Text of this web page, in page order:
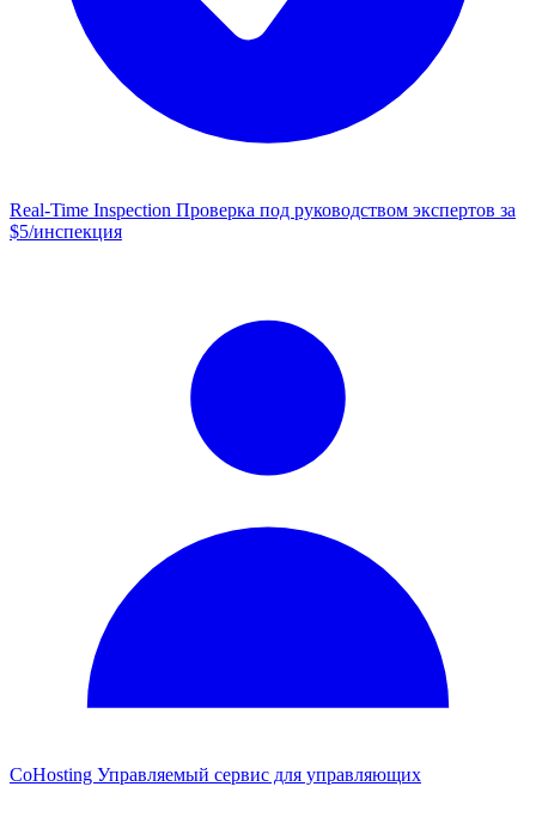
Real-Time Inspection Проверка под руководством экспертов за
$5/инспекция
CoHosting Управляемый сервис для управляющих